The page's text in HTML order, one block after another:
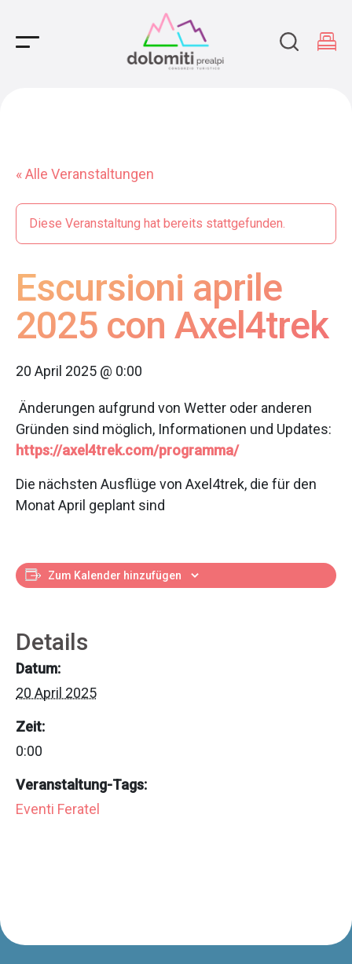
Main Navigation
« Alle Veranstaltungen
Diese Veranstaltung hat bereits stattgefunden.
Escursioni aprile
2025 con Axel4trek
20 April 2025 @ 0:00
Änderungen aufgrund von Wetter oder anderen
Gründen sind möglich, Informationen und Updates:
https://axel4trek.com/programma/
Die nächsten Ausflüge von Axel4trek, die für den
Monat April geplant sind
Zum Kalender hinzufügen
Details
Datum:
20 April 2025
Zeit:
0:00
Veranstaltung-Tags:
Eventi Feratel